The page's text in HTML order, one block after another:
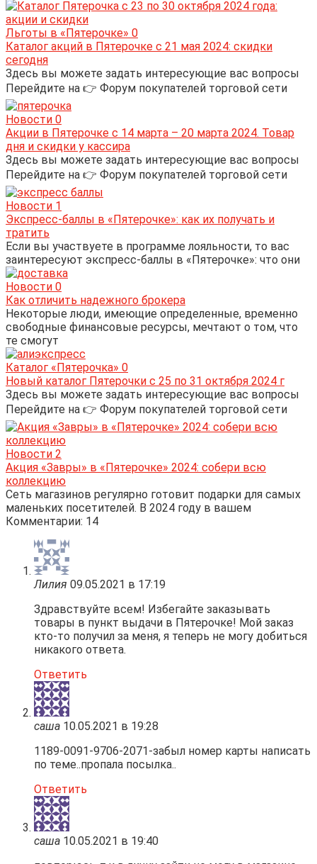
Льготы в «Пятерочке» 0
Каталог акций в Пятерочке с 21 мая 2024: скидки
сегодня
Здесь вы можете задать интересующие вас вопросы
Перейдите на 👉 Форум покупателей торговой сети
Новости 0
Акции в Пятерочке с 14 марта – 20 марта 2024. Товар
дня и скидки у кассира
Здесь вы можете задать интересующие вас вопросы
Перейдите на 👉 Форум покупателей торговой сети
Новости 1
Экспресс-баллы в «Пятерочке»: как их получать и
тратить
Если вы участвуете в программе лояльности, то вас
заинтересуют экспресс-баллы в «Пятерочке»: что они
Новости 0
Как отличить надежного брокера
Некоторые люди, имеющие определенные, временно
свободные финансовые ресурсы, мечтают о том, что
те смогут
Каталог «Пятерочка» 0
Новый каталог Пятерочки с 25 по 31 октября 2024 г
Здесь вы можете задать интересующие вас вопросы
Перейдите на 👉 Форум покупателей торговой сети
Новости 2
Акция «Завры» в «Пятерочке» 2024: собери всю
коллекцию
Сеть магазинов регулярно готовит подарки для самых
маленьких посетителей. В 2024 году в вашем
Комментарии: 14
Лилия 09.05.2021 в 17:19
Здравствуйте всем! Избегайте заказывать
товары в пункт выдачи в Пятерочке! Мой заказ
кто-то получил за меня, я теперь не могу добиться
никакого ответа.
Ответить
саша 10.05.2021 в 19:28
1189-0091-9706-2071-забыл номер карты написать
по теме..пропала посылка..
Ответить
саша 10.05.2021 в 19:40